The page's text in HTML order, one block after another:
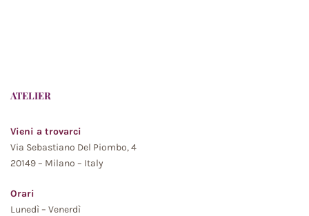
ATELIER
Vieni a trovarci
Via Sebastiano Del Piombo, 4
20149 – Milano – Italy
Orari
Lunedì – Venerdì